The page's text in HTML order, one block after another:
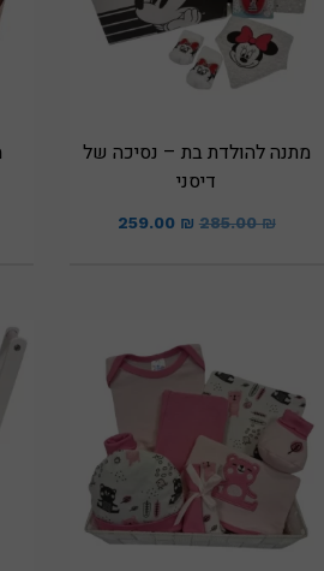
מתנה להולדת בת – נסיכה של
דיסני
285.00₪
259.00 ₪